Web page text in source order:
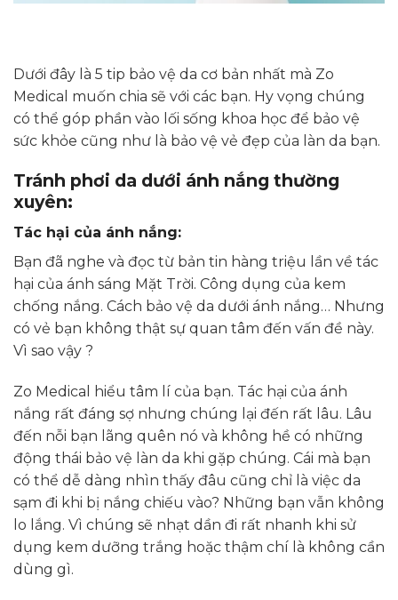
Dưới đây là 5 tip bảo vệ da cơ bản nhất mà Zo
Medical muốn chia sẽ với các bạn. Hy vọng chúng
có thể góp phần vào lối sống khoa học để bảo vệ
sức khỏe cũng như là bảo vệ vẻ đẹp của làn da bạn.
Tránh phơi da dưới ánh nắng thường
xuyên:
Tác hại của ánh nắng:
Bạn đã nghe và đọc từ bản tin hàng triệu lần về tác
hại của ánh sáng Mặt Trời. Công dụng của kem
chống nắng. Cách bảo vệ da dưới ánh nắng… Nhưng
có vẻ bạn không thật sự quan tâm đến vấn đề này.
Vì sao vậy ?
Zo Medical hiểu tâm lí của bạn. Tác hại của ánh
nắng rất đáng sợ nhưng chúng lại đến rất lâu. Lâu
đến nỗi bạn lãng quên nó và không hề có những
động thái bảo vệ làn da khi gặp chúng. Cái mà bạn
có thể dễ dàng nhìn thấy đâu cũng chỉ là việc da
sạm đi khi bị nắng chiếu vào? Những bạn vẫn không
lo lắng. Vì chúng sẽ nhạt dần đi rất nhanh khi sử
dụng kem dưỡng trắng hoặc thậm chí là không cần
dùng gì.